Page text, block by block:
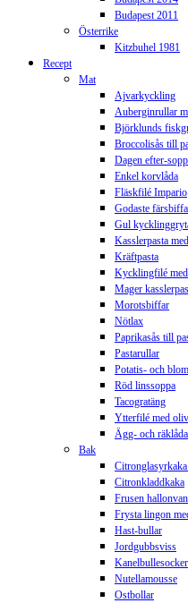
Budapest 2011
Österrike
Kitzbuhel 1981
Recept
Mat
Ajvarkyckling
Auberginrullar
Björklunds
Broccolisås till
Dagen efter-
Enkel korvlåda
Fläskfilé Impario
Godaste
Gul
Kasslerpasta
Kräftpasta
Kycklingfilé med
Mager
Morotsbiffar
Nötlax
Paprikasås till
Pastarullar
Potatis- och
Röd linssoppa
Tacogratäng
Ytterfilé med
Ägg- och räklåda
Bak
Citronkladdkaka
Frusen
Frysta lingon
Hast-bullar
Jordgubbsviss
Nutellamousse
Ostbollar